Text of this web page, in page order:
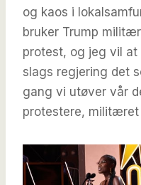
og kaos i
bruker Trump
protest, og jeg vil at
slags regjering det
gang vi utøver vår
protestere, militæret